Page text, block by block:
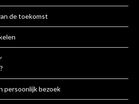
de toekomst
persoonlijk bezoek